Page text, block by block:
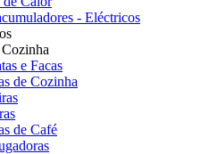
- Eléctricos
e Facas
de Cozinha
de Café